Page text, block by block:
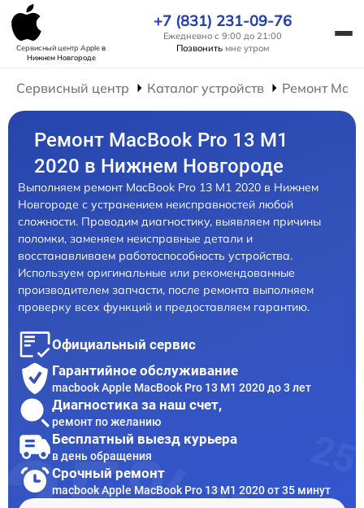
Сервисный центр Appleв
Нижнем Новгороде
+7 (831) 231-09-76
Ежедневно с 9:00 до 21:00
Позвонить мне утром
Сервисный центр Каталог устройств Ремонт
Ремонт MacBook Pro 13 M1
2020 в Нижнем Новгороде
Выполняем ремонт MacBook Pro 13 M1 2020 в Нижнем
Новгороде с устранением неисправностей любой
сложности. Проводим диагностику, выявляем причины
поломки, заменяем неисправные детали и
восстанавливаем работоспособность устройства.
Используем оригинальные или рекомендованные
производителем запчасти, после ремонта выполняем
проверку всех функций и предоставляем гарантию.
Официальный сервис
Гарантийное обслуживание
macbook Apple MacBook Pro 13 M1 2020 до 3 лет
Диагностика за наш счет,
ремонт по желанию
Бесплатный выезд курьера
в день обращения
Срочный ремонт
macbook Apple MacBook Pro 13 M1 2020 от 35 минут